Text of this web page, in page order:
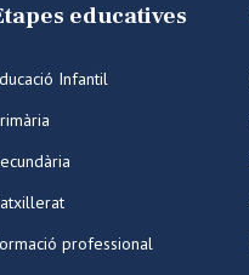
educatives
Infantil
professional